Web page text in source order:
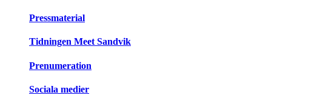
Pressmaterial
Tidningen Meet Sandvik
Prenumeration
Sociala medier